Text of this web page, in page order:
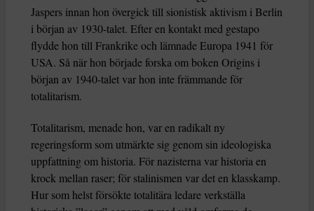
Jaspers innan hon övergick till sionistisk aktivism i Berlin
i början av 1930-talet. Efter en kontakt med gestapo
flydde hon till Frankrike och lämnade Europa 1941 för
USA. Så när hon började forska om boken Origins i
början av 1940-talet var hon inte främmande för
totalitarism.
Totalitarism, menade hon, var en radikalt ny
regeringsform som utmärkte sig genom sin ideologiska
uppfattning om historia. För nazisterna var historia en
krock mellan raser; för stalinismen var det en klasskamp.
Hur som helst försökte totalitära ledare verkställa